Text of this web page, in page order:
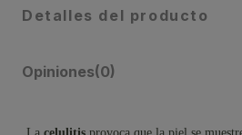
Detalles del producto
Opiniones(0)